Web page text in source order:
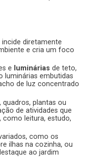
diretamente
e cria um foco
e
luminárias de teto,
luminárias embutidas
de luz concentrado
quadros, plantas ou
de atividades que
como leitura, estudo,
como os
ilhas na cozinha, ou
ao jardim